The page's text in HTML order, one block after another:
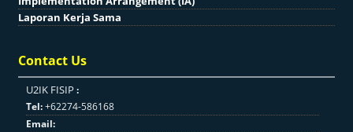
Laporan Kerja Sama
Contact Us
U2IK FISIP :
Tel:+62274-586168
Email: